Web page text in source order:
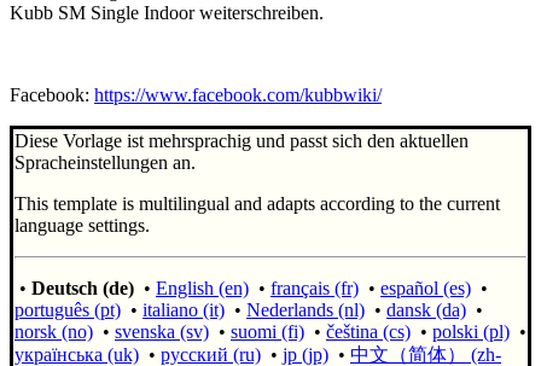
Kubb SM Single Indoor weiterschreiben.
Facebook: https://www.facebook.com/kubbwiki/
Diese Vorlage ist mehrsprachig und passt sich den aktuellen
Spracheinstellungen an.
This template is multilingual and adapts according to the current
language settings.
• Deutsch (de) • English (en) • français (fr) • español (es) •
português (pt) • italiano (it) • Nederlands (nl) • dansk (da) •
norsk (no) • svenska (sv) • suomi (fi) • čeština (cs) • polski (pl) •
українська (uk) • русский (ru) • jp (jp) • 中文（简体）‎ (zh-